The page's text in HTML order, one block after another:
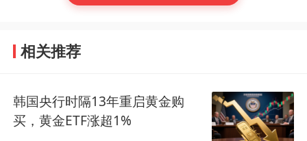
相关推荐
韩国央行时隔13年重启黄金购
买，黄金ETF涨超1%